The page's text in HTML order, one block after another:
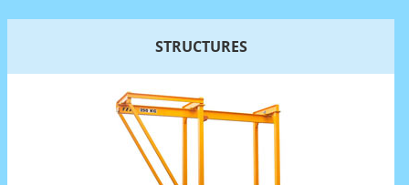
STRUCTURES